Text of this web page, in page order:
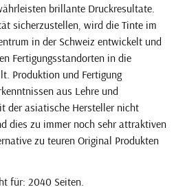
brillante Druckresultate.
sicherzustellen, wird die Tinte im
in der Schweiz entwickelt und
Fertigungsstandorten in die
Produktion und Fertigung
aus Lehre und
der asiatische Hersteller nicht
dies zu immer noch sehr attraktiven
zu teuren Original Produkten
für: 2040 Seiten.